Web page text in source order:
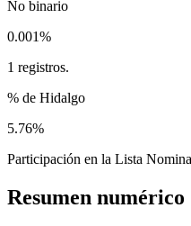
No binario
0.001%
1 registros.
% de Hidalgo
5.76%
Participación en la Lista
Resumen numérico